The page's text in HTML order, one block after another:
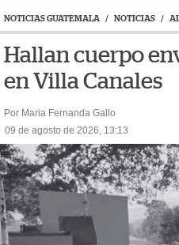
NOTICIAS GUATEMALA / NOTICIAS /
Hallan cuerpo
en Villa Canales
Por Maria Fernanda Gallo
09 de agosto de 2026, 13:13